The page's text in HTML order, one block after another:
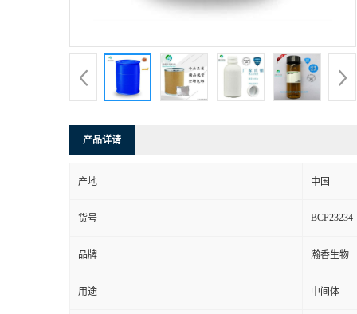
产品详请
产地 中国
货号 BCP23234
品牌 瀚香生物
用途 中间体